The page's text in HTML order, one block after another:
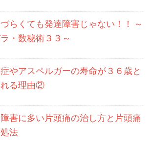
らくても発達障害じゃない！！ ～
・数秘術３３～
やアスペルガーの寿命が３６歳と
る理由②
害に多い片頭痛の治し方と片頭痛
法